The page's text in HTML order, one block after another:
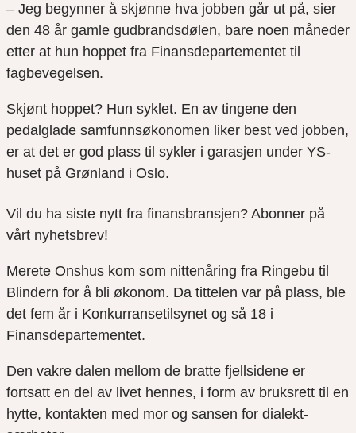
– Jeg begynner å skjønne hva jobben går ut på, sier
den 48 år gamle gudbrandsdølen, bare noen måneder
etter at hun hoppet fra Finansdepartementet til
fagbevegelsen.
Skjønt hoppet? Hun syklet. En av tingene den
pedalglade samfunnsøkonomen liker best ved jobben,
er at det er god plass til sykler i garasjen under YS-
huset på Grønland i Oslo.
Vil du ha siste nytt fra finansbransjen? Abonner på
vårt nyhetsbrev!
Merete Onshus kom som nittenåring fra Ringebu til
Blindern for å bli økonom. Da tittelen var på plass, ble
det fem år i Konkurransetilsynet og så 18 i
Finansdepartementet.
Den vakre dalen mellom de bratte fjellsidene er
fortsatt en del av livet hennes, i form av bruksrett til en
hytte, kontakten med mor og sansen for dialekt-